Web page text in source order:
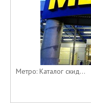
Метро: Каталог скид...